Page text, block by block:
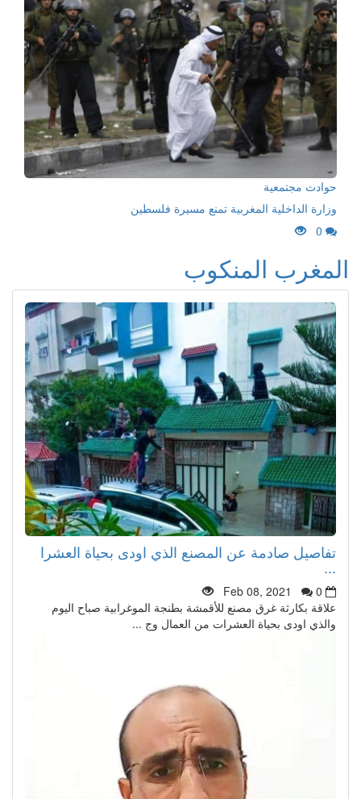
حوادث مجتمعية
وزارة الداخلية المغربية تمنع مسيرة فلسطين
0
المغرب المنكوب
تفاصيل صادمة عن المصنع الذي اودى بحياة العشرا
Feb 08, 2021
0
علاقة بكارثة غرق مصنع للأقمشة بطنجة الموغرابية صباح اليوم
والذي اودى بحياة العشرات من العمال وج ...